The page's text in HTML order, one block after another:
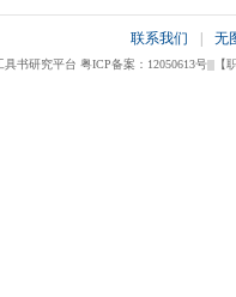
联系我们 无
书研究平台 粤ICP备案：12050613号|||【